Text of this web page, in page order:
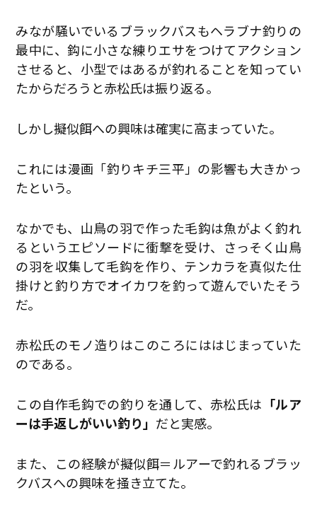
みなが騒いでいるブラックバスもヘラブナ釣りの
最中に、鈎に小さな練りエサをつけてアクション
させると、小型ではあるが釣れることを知ってい
たからだろうと赤松氏は振り返る。
しかし擬似餌への興味は確実に高まっていた。
これには漫画「釣りキチ三平」の影響も大きかっ
たという。
なかでも、山鳥の羽で作った毛鈎は魚がよく釣れ
るというエピソードに衝撃を受け、さっそく山鳥
の羽を収集して毛鈎を作り、テンカラを真似た仕
掛けと釣り方でオイカワを釣って遊んでいたそう
だ。
赤松氏のモノ造りはこのころにははじまっていた
のである。
この自作毛鈎での釣りを通して、赤松氏は 「ルア
ーは手返しがいい釣り」 だと実感。
また、この経験が擬似餌＝ルアーで釣れるブラッ
クバスへの興味を掻き立てた。